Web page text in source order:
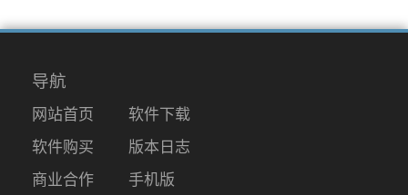
导航
网站首页
软件下载
软件购买
版本日志
商业合作
手机版